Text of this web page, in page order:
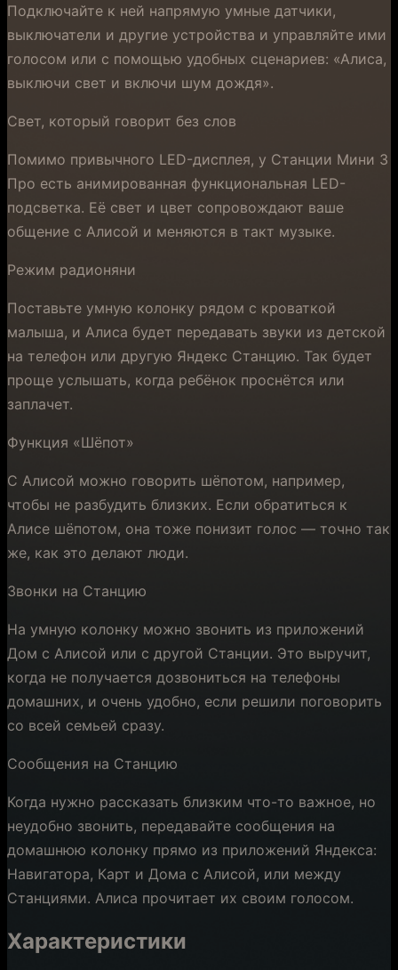
Подключайте к ней напрямую умные датчики,
выключатели и другие устройства и управляйте ими
голосом или с помощью удобных сценариев: «Алиса,
выключи свет и включи шум дождя».
Свет, который говорит без слов
Помимо привычного LED-дисплея, у Станции Мини 3
Про есть анимированная функциональная LED-
подсветка. Её свет и цвет сопровождают ваше
общение с Алисой и меняются в такт музыке.
Режим радионяни
Поставьте умную колонку рядом с кроваткой
малыша, и Алиса будет передавать звуки из детской
на телефон или другую Яндекс Станцию. Так будет
проще услышать, когда ребёнок проснётся или
заплачет.
Функция «Шёпот»
С Алисой можно говорить шёпотом, например,
чтобы не разбудить близких. Если обратиться к
Алисе шёпотом, она тоже понизит голос — точно так
же, как это делают люди.
Звонки на Станцию
На умную колонку можно звонить из приложений
Дом с Алисой или с другой Станции. Это выручит,
когда не получается дозвониться на телефоны
домашних, и очень удобно, если решили поговорить
со всей семьей сразу.
Сообщения на Станцию
Когда нужно рассказать близким что-то важное, но
неудобно звонить, передавайте сообщения на
домашнюю колонку прямо из приложений Яндекса:
Навигатора, Карт и Дома с Алисой, или между
Станциями. Алиса прочитает их своим голосом.
Характеристики